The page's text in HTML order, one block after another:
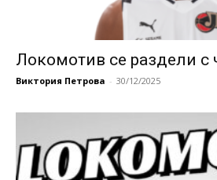
Локомотив се раздели с
Виктория Петрова - 30/12/2025